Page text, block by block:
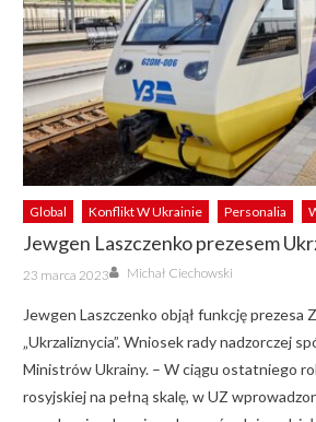
Global Konflikt W Ukrainie Personalia
Jewgen Laszczenko prezesem
Posted
on
23 marca 2023 Author
Michał Ciechowski
Jewgen Laszczenko objął funkcję prezesa
„Ukrzaliznycia”. Wniosek rady nadzorczej
Ministrów Ukrainy. – W ciągu ostatniego
rosyjskiej na pełną skalę, w UZ